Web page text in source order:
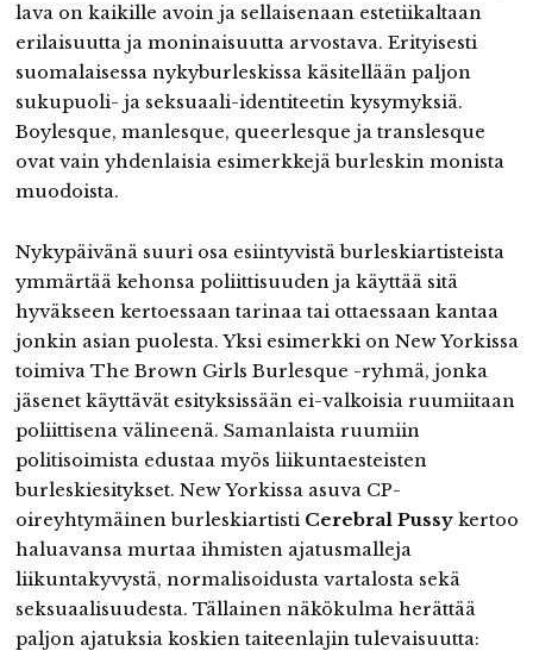
lava on kaikille avoin ja sellaisenaan estetiikaltaan
erilaisuutta ja moninaisuutta arvostava. Erityisesti
suomalaisessa nykyburleskissa käsitellään paljon
sukupuoli- ja seksuaali-identiteetin kysymyksiä.
Boylesque, manlesque, queerlesque ja translesque
ovat vain yhdenlaisia esimerkkejä burleskin monista
muodoista.
Nykypäivänä suuri osa esiintyvistä burleskiartisteista
ymmärtää kehonsa poliittisuuden ja käyttää sitä
hyväkseen kertoessaan tarinaa tai ottaessaan kantaa
jonkin asian puolesta. Yksi esimerkki on New Yorkissa
toimiva The Brown Girls Burlesque -ryhmä, jonka
jäsenet käyttävät esityksissään ei-valkoisia ruumiitaan
poliittisena välineenä. Samanlaista ruumiin
politisoimista edustaa myös liikuntaesteisten
burleskiesitykset. New Yorkissa asuva CP-
oireyhtymäinen burleskiartistiCerebral Pussykertoo
haluavansa murtaa ihmisten ajatusmalleja
liikuntakyvystä, normalisoidusta vartalosta sekä
seksuaalisuudesta. Tällainen näkökulma herättää
paljon ajatuksia koskien taiteenlajin tulevaisuutta: